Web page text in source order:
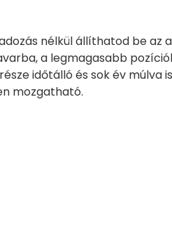
nélkül állíthatod be az
a legmagasabb
időtálló és sok év múlva
mozgatható.